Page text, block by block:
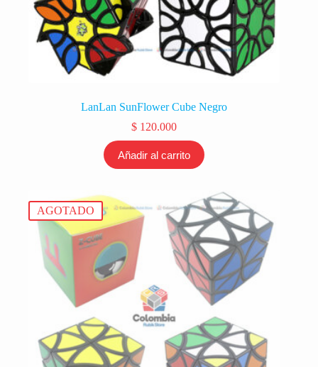
LanLan SunFlower Cube Negro
$ 120.000
Añadir al carrito
AGOTADO